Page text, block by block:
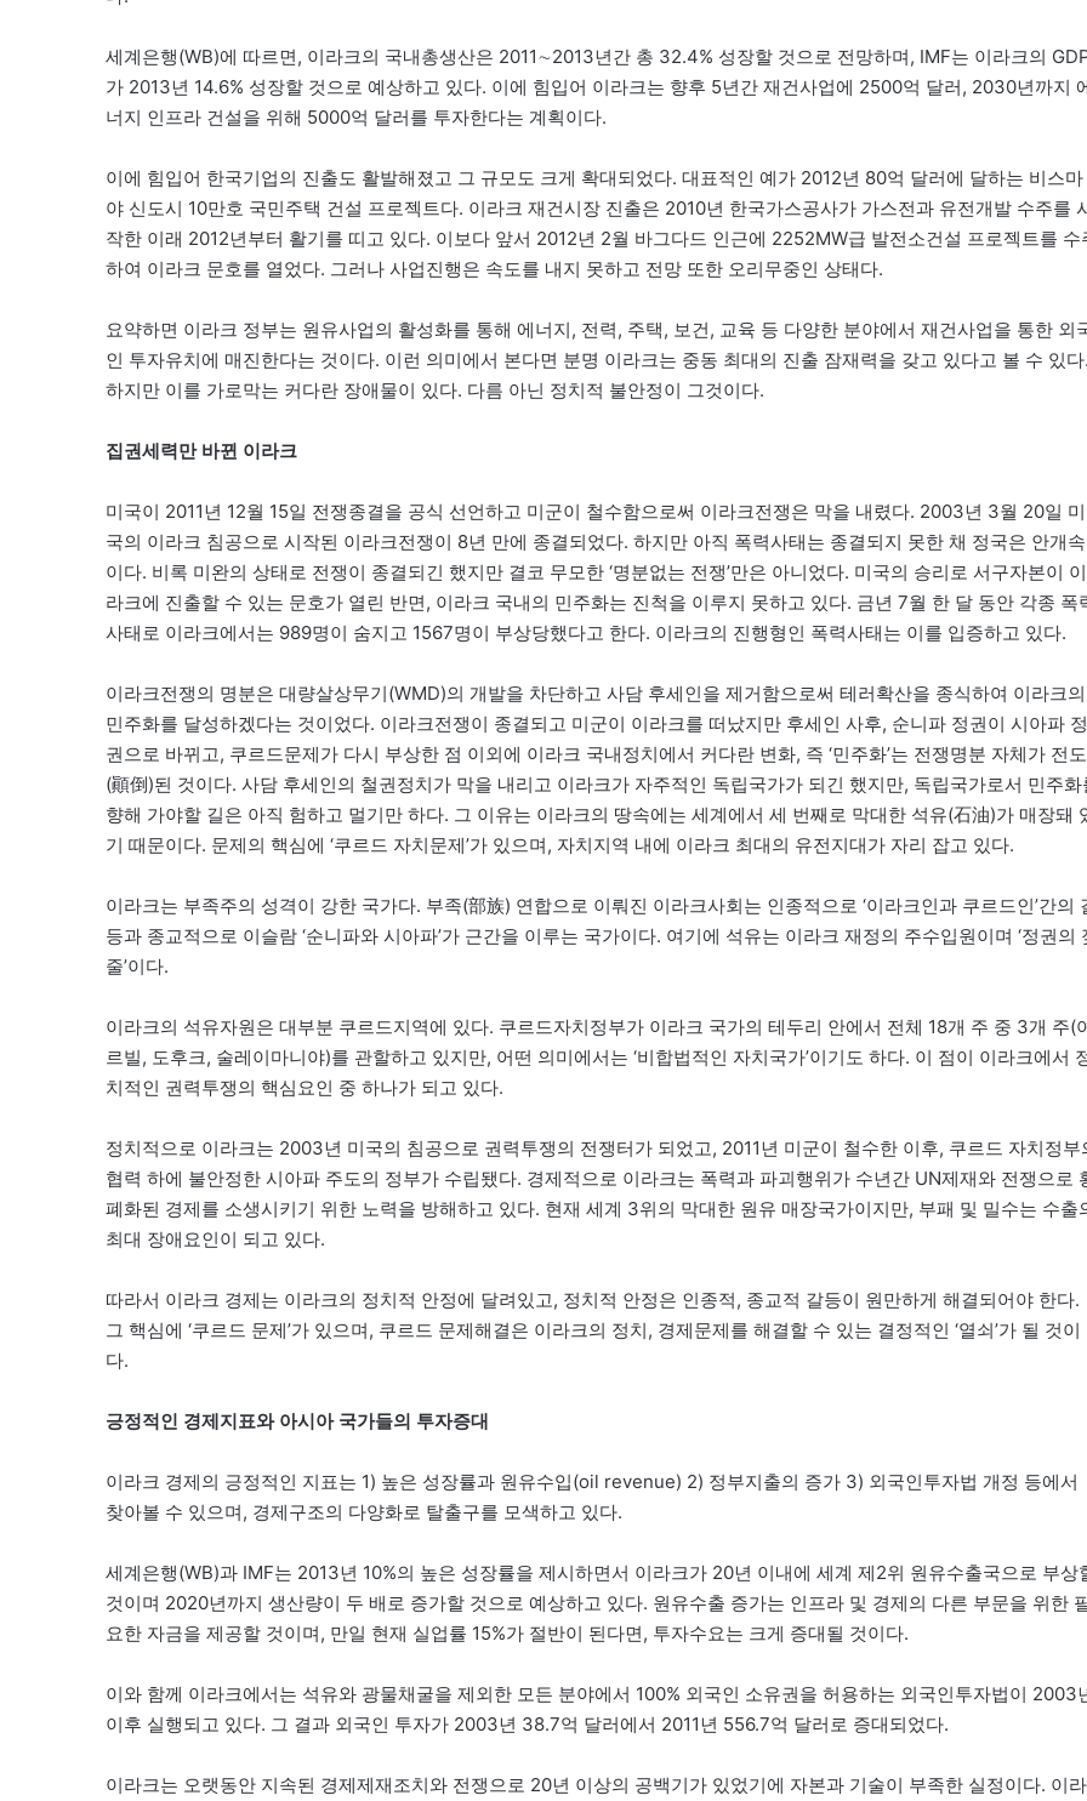
세계은행(WB)에 따르면, 이라크의 국내총생산은 2011∼2013년간 총 32.4% 성장할 것으로 전망하며, IMF는 이라크의
가 2013년 14.6% 성장할 것으로 예상하고 있다. 이에 힘입어 이라크는 향후 5년간 재건사업에 2500억 달러, 2030년까지
너지 인프라 건설을 위해 5000억 달러를 투자한다는 계획이다.
이에 힘입어 한국기업의 진출도 활발해졌고 그 규모도 크게 확대되었다. 대표적인 예가 2012년 80억 달러에 달하는 비스마
야 신도시 10만호 국민주택 건설 프로젝트다. 이라크 재건시장 진출은 2010년 한국가스공사가 가스전과 유전개발 수주를
작한 이래 2012년부터 활기를 띠고 있다. 이보다 앞서 2012년 2월 바그다드 인근에 2252MW급 발전소건설 프로젝트를 수
하여 이라크 문호를 열었다. 그러나 사업진행은 속도를 내지 못하고 전망 또한 오리무중인 상태다.
요약하면 이라크 정부는 원유사업의 활성화를 통해 에너지, 전력, 주택, 보건, 교육 등 다양한 분야에서 재건사업을 통한 외
인 투자유치에 매진한다는 것이다. 이런 의미에서 본다면 분명 이라크는 중동 최대의 진출 잠재력을 갖고 있다고 볼 수 있다.
하지만 이를 가로막는 커다란 장애물이 있다. 다름 아닌 정치적 불안정이 그것이다.
집권세력만 바뀐 이라크
미국이 2011년 12월 15일 전쟁종결을 공식 선언하고 미군이 철수함으로써 이라크전쟁은 막을 내렸다. 2003년 3월 20일 미
국의 이라크 침공으로 시작된 이라크전쟁이 8년 만에 종결되었다. 하지만 아직 폭력사태는 종결되지 못한 채 정국은 안개속
이다. 비록 미완의 상태로 전쟁이 종결되긴 했지만 결코 무모한 ‘명분없는 전쟁’만은 아니었다. 미국의 승리로 서구자본이 이
라크에 진출할 수 있는 문호가 열린 반면, 이라크 국내의 민주화는 진척을 이루지 못하고 있다. 금년 7월 한 달 동안 각종 폭
사태로 이라크에서는 989명이 숨지고 1567명이 부상당했다고 한다. 이라크의 진행형인 폭력사태는 이를 입증하고 있다.
이라크전쟁의 명분은 대량살상무기(WMD)의 개발을 차단하고 사담 후세인을 제거함으로써 테러확산을 종식하여 이라크의
민주화를 달성하겠다는 것이었다. 이라크전쟁이 종결되고 미군이 이라크를 떠났지만 후세인 사후, 순니파 정권이 시아파 정
권으로 바뀌고, 쿠르드문제가 다시 부상한 점 이외에 이라크 국내정치에서 커다란 변화, 즉 ‘민주화’는 전쟁명분 자체가 전도
(顚倒)된 것이다. 사담 후세인의 철권정치가 막을 내리고 이라크가 자주적인 독립국가가 되긴 했지만, 독립국가로서 민주화
향해 가야할 길은 아직 험하고 멀기만 하다. 그 이유는 이라크의 땅속에는 세계에서 세 번째로 막대한 석유(石油)가 매장돼
기 때문이다. 문제의 핵심에 ‘쿠르드 자치문제’가 있으며, 자치지역 내에 이라크 최대의 유전지대가 자리 잡고 있다.
이라크는 부족주의 성격이 강한 국가다. 부족(部族) 연합으로 이뤄진 이라크사회는 인종적으로 ‘이라크인과 쿠르드인’간의
등과 종교적으로 이슬람 ‘순니파와 시아파’가 근간을 이루는 국가이다. 여기에 석유는 이라크 재정의 주수입원이며 ‘정권의
줄’이다.
이라크의 석유자원은 대부분 쿠르드지역에 있다. 쿠르드자치정부가 이라크 국가의 테두리 안에서 전체 18개 주 중 3개 주(
르빌, 도후크, 술레이마니야)를 관할하고 있지만, 어떤 의미에서는 ‘비합법적인 자치국가’이기도 하다. 이 점이 이라크에서
치적인 권력투쟁의 핵심요인 중 하나가 되고 있다.
정치적으로 이라크는 2003년 미국의 침공으로 권력투쟁의 전쟁터가 되었고, 2011년 미군이 철수한 이후, 쿠르드 자치정부
협력 하에 불안정한 시아파 주도의 정부가 수립됐다. 경제적으로 이라크는 폭력과 파괴행위가 수년간 UN제재와 전쟁으로
폐화된 경제를 소생시키기 위한 노력을 방해하고 있다. 현재 세계 3위의 막대한 원유 매장국가이지만, 부패 및 밀수는 수출
최대 장애요인이 되고 있다.
따라서 이라크 경제는 이라크의 정치적 안정에 달려있고, 정치적 안정은 인종적, 종교적 갈등이 원만하게 해결되어야 한다.
그 핵심에 ‘쿠르드 문제’가 있으며, 쿠르드 문제해결은 이라크의 정치, 경제문제를 해결할 수 있는 결정적인 ‘열쇠’가 될 것이
다.
긍정적인 경제지표와 아시아 국가들의 투자증대
이라크 경제의 긍정적인 지표는 1) 높은 성장률과 원유수입(oil revenue) 2) 정부지출의 증가 3) 외국인투자법 개정 등에서
찾아볼 수 있으며, 경제구조의 다양화로 탈출구를 모색하고 있다.
세계은행(WB)과 IMF는 2013년 10%의 높은 성장률을 제시하면서 이라크가 20년 이내에 세계 제2위 원유수출국으로 부상
것이며 2020년까지 생산량이 두 배로 증가할 것으로 예상하고 있다. 원유수출 증가는 인프라 및 경제의 다른 부문을 위한
요한 자금을 제공할 것이며, 만일 현재 실업률 15%가 절반이 된다면, 투자수요는 크게 증대될 것이다.
이와 함께 이라크에서는 석유와 광물채굴을 제외한 모든 분야에서 100% 외국인 소유권을 허용하는 외국인투자법이 2003
이후 실행되고 있다. 그 결과 외국인 투자가 2003년 38.7억 달러에서 2011년 556.7억 달러로 증대되었다.
이라크는 오랫동안 지속된 경제제재조치와 전쟁으로 20년 이상의 공백기가 있었기에 자본과 기술이 부족한 실정이다. 이라